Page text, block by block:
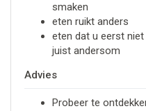
smaken
eten ruikt anders
eten dat u eerst
juist andersom
Advies
Probeer te